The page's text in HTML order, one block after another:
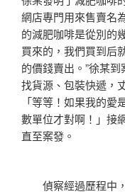
網店專門用來售賣名
的減肥咖啡是從別的
買來的，我們買到后
的價錢賣出。”徐某
找貨源、包裝快遞，
「等等！如果我的
數單位才對啊！」接
直至案發。
偵察經過歷程中，